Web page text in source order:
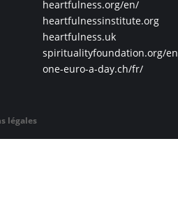
heartfulness.org/en/
heartfulnessinstitute.org
heartfulness.uk
spiritualityfoundation.org/en
one-euro-a-day.ch/fr/
légales